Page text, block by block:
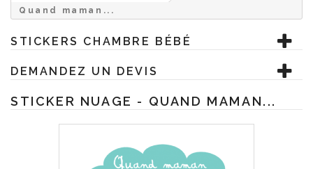
Quand maman...
STICKERS CHAMBRE BÉBÉ
DEMANDEZ UN DEVIS
STICKER NUAGE - QUAND MAMAN...